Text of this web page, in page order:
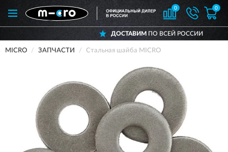
0 0
ДОСТАВИМПО ВСЕЙ РОССИИ
MICRO ЗАПЧАСТИ Стальная шайба MICRO